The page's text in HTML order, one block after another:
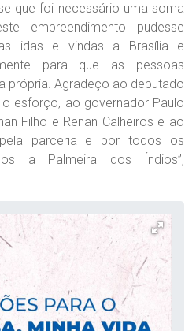
que foi necessário uma soma
empreendimento pudesse
idas e vindas a Brasília e
para que as pessoas
própria. Agradeço ao deputado
esforço, ao governador Paulo
Filho e Renan Calheiros e ao
parceria e por todos os
a Palmeira dos Índios”,